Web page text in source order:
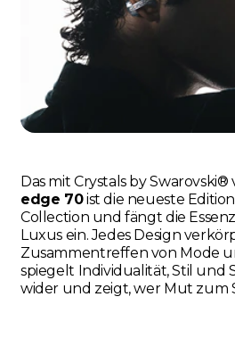
Das mit Crystals by Swarovski®
edge 70ist die neueste
Collection und fängt die
Luxus ein. Jedes Design
Zusammentreffen von Mode
spiegelt Individualität, Stil und
wider und zeigt, wer Mut zum